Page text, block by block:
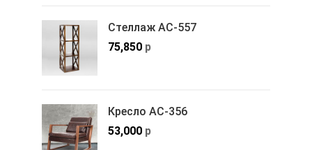
Стеллаж АС-557
75,850 р
Кресло АС-356
53,000 р